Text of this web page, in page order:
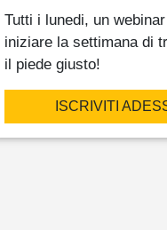
Tutti i lunedi, un
iniziare la settimana di
il piede giusto!
ISCRIVITI